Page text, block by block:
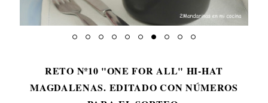
RETO Nº10 "ONE FOR ALL" HI-HAT
MAGDALENAS. EDITADO CON NÚMEROS